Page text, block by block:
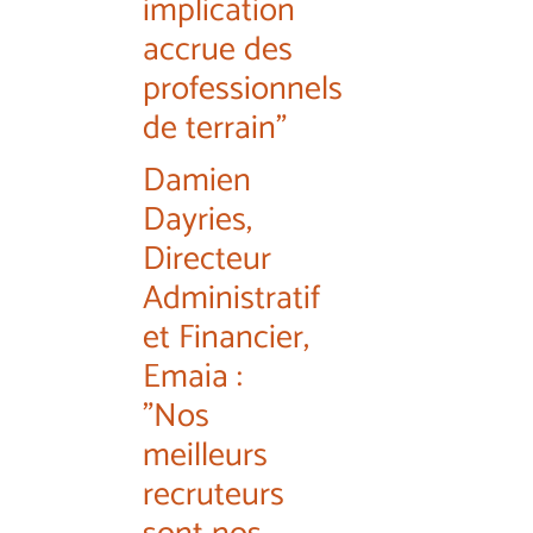
accrue des
professionnels
de terrain"
Damien
Dayries,
Directeur
Administratif
et Financier,
Emaïa :
"Nos
meilleurs
recruteurs